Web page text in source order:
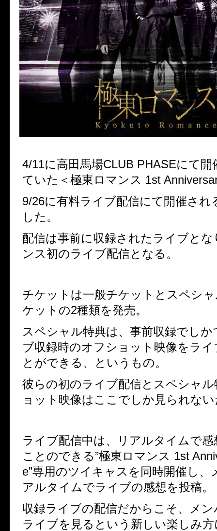
4/11に高田馬場CLUB PHASEにて開
ていた＜極東ロマンス 1st
9/26に有料ライブ配信にて開催され
した。
配信は事前に収録されたライブとな
ンス初のライブ配信となる。
チケットは一般チケットとスペシ
ケットの2種類を発売。
スペシャル特典は、 事前収録でし
ブ収録時のオフショット映像をラ
とができる、というもの。
彼らの初のライブ配信とスペシャ
ョット映像はここでしか見られな
ライブ配信中は、リアルタイムで
ことのできる”極東ロマンス 1st
e”専用のツイキャスを同時開催し、
アルタイムでライブの感想を投稿。
収録ライブの配信だからこそ、メ
ライブを見るという新しい楽しみ